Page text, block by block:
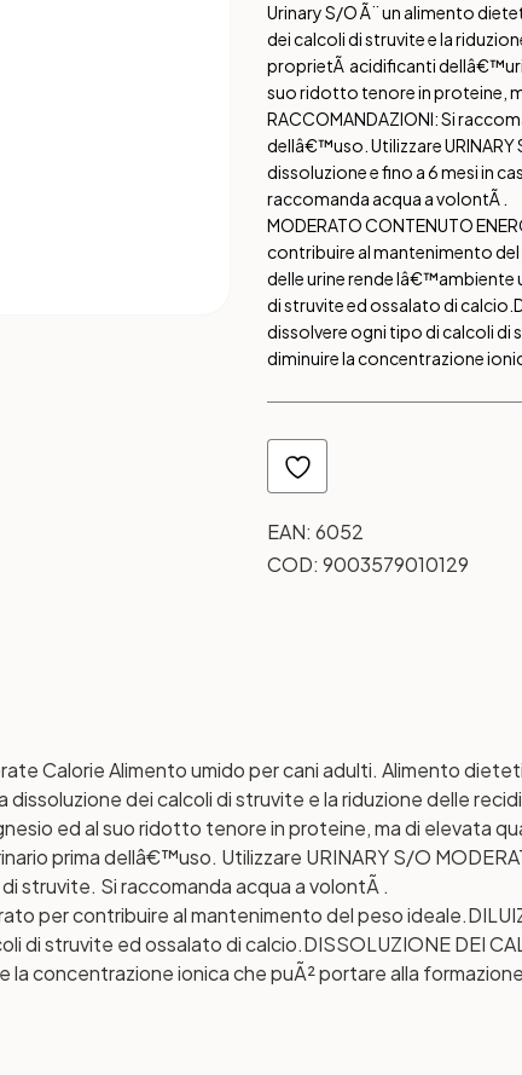
Urinary S/O Ã¨ un alimento
dei calcoli di struvite e la
proprietÃ acidificanti
suo ridotto tenore in proteine,
RACCOMANDAZIONI: Si
dellâ€™uso. Utilizzare URINARY
dissoluzione e fino a 6 mesi in
raccomanda acqua a volontÃ .
MODERATO CONTENUTO
contribuire al mantenimento del
delle urine rende lâ€™ambiente
di struvite ed ossalato di calcio.
dissolvere ogni tipo di calcoli di
diminuire la concentrazione
EAN: 6052
COD: 9003579010129
Calorie Alimento umido per cani adulti. Alimento
dei calcoli di struvite e la riduzione delle
ed al suo ridotto tenore in proteine, ma di elevata
prima dellâ€™uso. Utilizzare URINARY S/O
struvite. Si raccomanda acqua a volontÃ .
per contribuire al mantenimento del peso ideale.
di struvite ed ossalato di calcio.DISSOLUZIONE DEI
la concentrazione ionica che puÃ² portare alla